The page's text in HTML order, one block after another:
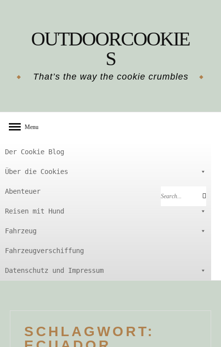
OUTDOORCOOKIE
S
That’s the way the cookie crumbles
Menu
Der Cookie Blog
Über die Cookies
Abenteuer
Reisen mit Hund
Fahrzeug
Fahrzeugverschiffung
Datenschutz und Impressum
Search
Search
SCHLAGWORT: